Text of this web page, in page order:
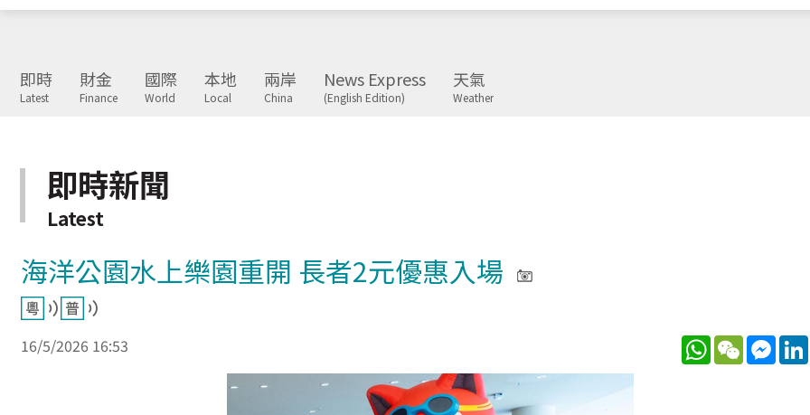
即時
Latest
財金
Finance
國際
World
本地
Local
兩岸
China
News Express
(English Edition)
天氣
Weather
即時新聞
Latest
海洋公園水上樂園重開 長者2元優惠入場
16/5/2026 16:53 WhatsApp
WeChat